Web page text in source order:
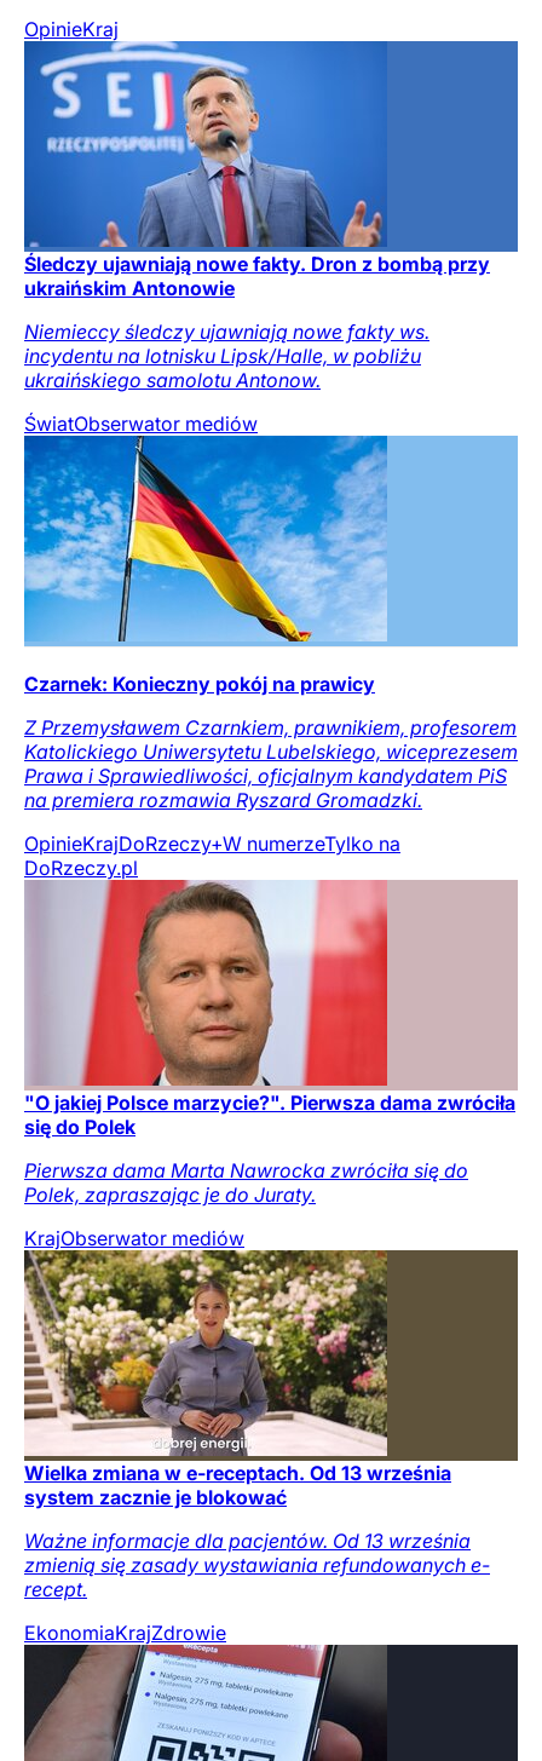
OpinieKraj
Śledczy ujawniają nowe fakty. Dron z bombą przy
ukraińskim Antonowie
Niemieccy śledczy ujawniają nowe fakty ws.
incydentu na lotnisku Lipsk/Halle, w pobliżu
ukraińskiego samolotu Antonow.
ŚwiatObserwator mediów
Czarnek: Konieczny pokój na prawicy
Z Przemysławem Czarnkiem, prawnikiem, profesorem
Katolickiego Uniwersytetu Lubelskiego, wiceprezesem
Prawa i Sprawiedliwości, oficjalnym kandydatem PiS
na premiera rozmawia Ryszard Gromadzki.
OpinieKrajDoRzeczy+W numerzeTylko na
DoRzeczy.pl
"O jakiej Polsce marzycie?". Pierwsza dama zwróciła
się do Polek
Pierwsza dama Marta Nawrocka zwróciła się do
Polek, zapraszając je do Juraty.
KrajObserwator mediów
Wielka zmiana w e-receptach. Od 13 września
system zacznie je blokować
Ważne informacje dla pacjentów. Od 13 września
zmienią się zasady wystawiania refundowanych e-
recept.
EkonomiaKrajZdrowie